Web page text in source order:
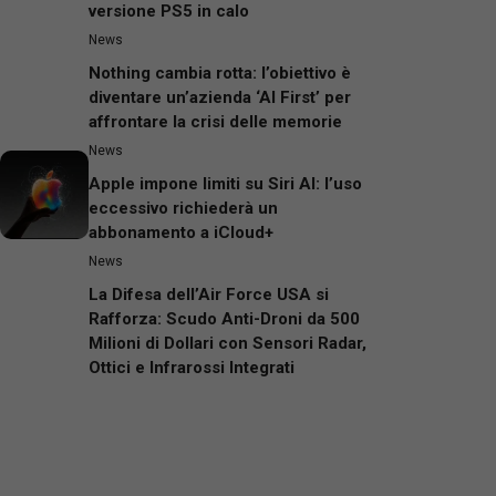
versione PS5 in calo
News
Nothing cambia rotta: l’obiettivo è
diventare un’azienda ‘AI First’ per
affrontare la crisi delle memorie
News
Apple impone limiti su Siri AI: l’uso
eccessivo richiederà un
abbonamento a iCloud+
News
La Difesa dell’Air Force USA si
Rafforza: Scudo Anti-Droni da 500
Milioni di Dollari con Sensori Radar,
Ottici e Infrarossi Integrati